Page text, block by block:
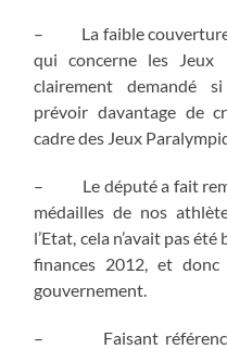
– La faible couverture
qui concerne les Jeux
clairement demandé
prévoir davantage de
cadre des Jeux
– Le député a fait
médailles de nos
l’Etat, cela n’avait pas
finances 2012, et
gouvernement.
– Faisant référence